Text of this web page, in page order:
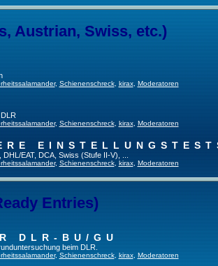
Austrian, Swiss, etc.)
, Schienenschreck, kirax, Moderatoren
, Schienenschreck, kirax, Moderatoren
EAT, DCA, Swiss (Stufe II-V), ...
, Schienenschreck, kirax, Moderatoren
Entries)
DLR-BU/GU
beim DLR.
, Schienenschreck, kirax, Moderatoren